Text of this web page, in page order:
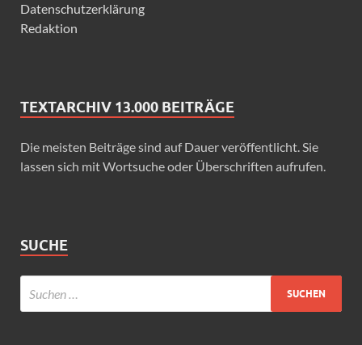
Datenschutzerklärung
Redaktion
TEXTARCHIV 13.000 BEITRÄGE
Die meisten Beiträge sind auf Dauer veröffentlicht. Sie
lassen sich mit Wortsuche oder Überschriften aufrufen.
SUCHE